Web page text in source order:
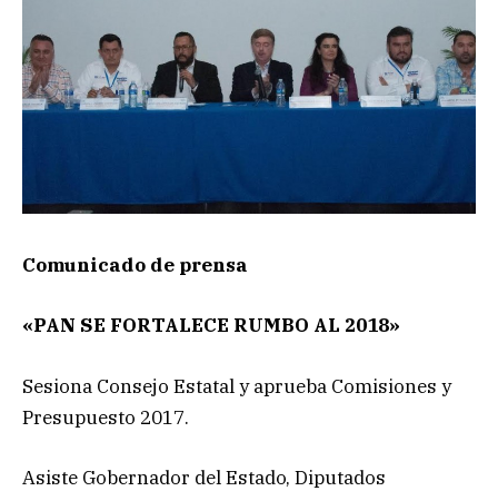
Comunicado de prensa
«PAN SE FORTALECE RUMBO AL 2018»
Sesiona Consejo Estatal y aprueba Comisiones y
Presupuesto 2017.
Asiste Gobernador del Estado, Diputados